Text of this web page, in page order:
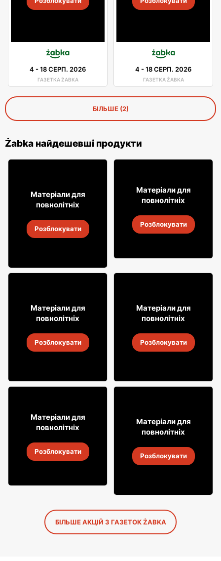
4 -18 СЕРП. 2026
ГАЗЕТКА ŻABKA
4 -18 СЕРП. 2026
ГАЗЕТКА ŻABKA
БІЛЬШЕ (2)
Żabka найдешевші продукти
7 99
Випий Captain Morgan
18 серп. 2026
Матеріали для
повнолітніх
Розблокувати
1699
18 серп. 2026
Матеріали для
повнолітніх
Розблокувати
49
Алкогольні напої Soplica
18 серп. 2026
Матеріали для
повнолітніх
Розблокувати
3199
Алкогольні напої Soplica
18 серп. 2026
Матеріали для
повнолітніх
Розблокувати
49 99
18 серп. 2026
Матеріали для
повнолітніх
Розблокувати
2999
Горілка Żołądkowa Gorzka
18 серп. 2026
Матеріали для
повнолітніх
Розблокувати
БІЛЬШЕ АКЦІЙ З ГАЗЕТОК ŻABKA